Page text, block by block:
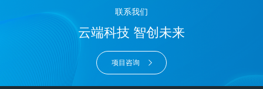
联系我们
云端科技 智创未来
项目咨询